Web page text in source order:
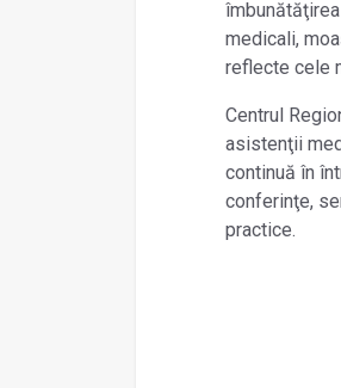
medicali,
reflecte cele
Centrul
asistenţii
continuă în
conferinţe,
practice.